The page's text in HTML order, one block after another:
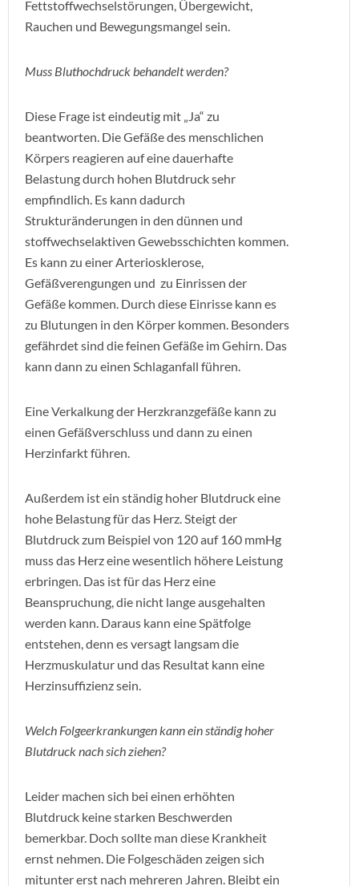
Fettstoffwechselstörungen, Übergewicht,
Rauchen und Bewegungsmangel sein.
Muss Bluthochdruck behandelt werden?
Diese Frage ist eindeutig mit „Ja“ zu
beantworten. Die Gefäße des menschlichen
Körpers reagieren auf eine dauerhafte
Belastung durch hohen Blutdruck sehr
empfindlich. Es kann dadurch
Strukturänderungen in den dünnen und
stoffwechselaktiven Gewebsschichten kommen.
Es kann zu einer Arteriosklerose,
Gefäßverengungen und zu Einrissen der
Gefäße kommen. Durch diese Einrisse kann es
zu Blutungen in den Körper kommen. Besonders
gefährdet sind die feinen Gefäße im Gehirn. Das
kann dann zu einen Schlaganfall führen.
Eine Verkalkung der Herzkranzgefäße kann zu
einen Gefäßverschluss und dann zu einen
Herzinfarkt führen.
Außerdem ist ein ständig hoher Blutdruck eine
hohe Belastung für das Herz. Steigt der
Blutdruck zum Beispiel von 120 auf 160 mmHg
muss das Herz eine wesentlich höhere Leistung
erbringen. Das ist für das Herz eine
Beanspruchung, die nicht lange ausgehalten
werden kann. Daraus kann eine Spätfolge
entstehen, denn es versagt langsam die
Herzmuskulatur und das Resultat kann eine
Herzinsuffizienz sein.
Welch Folgeerkrankungen kann ein ständig hoher
Blutdruck nach sich ziehen?
Leider machen sich bei einen erhöhten
Blutdruck keine starken Beschwerden
bemerkbar. Doch sollte man diese Krankheit
ernst nehmen. Die Folgeschäden zeigen sich
mitunter erst nach mehreren Jahren. Bleibt ein